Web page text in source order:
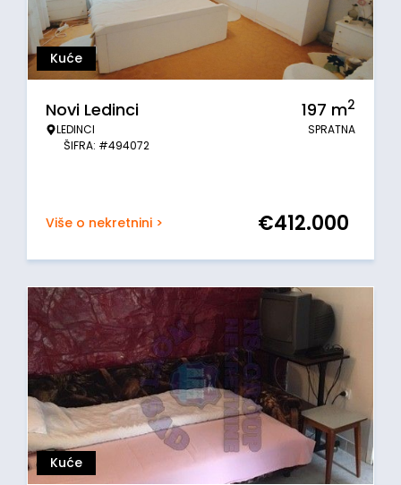
Kuće
Novi Ledinci
LEDINCI
ŠIFRA: #494072
197 m2
SPRATNA
Više o nekretnini > €412.000
Kuće